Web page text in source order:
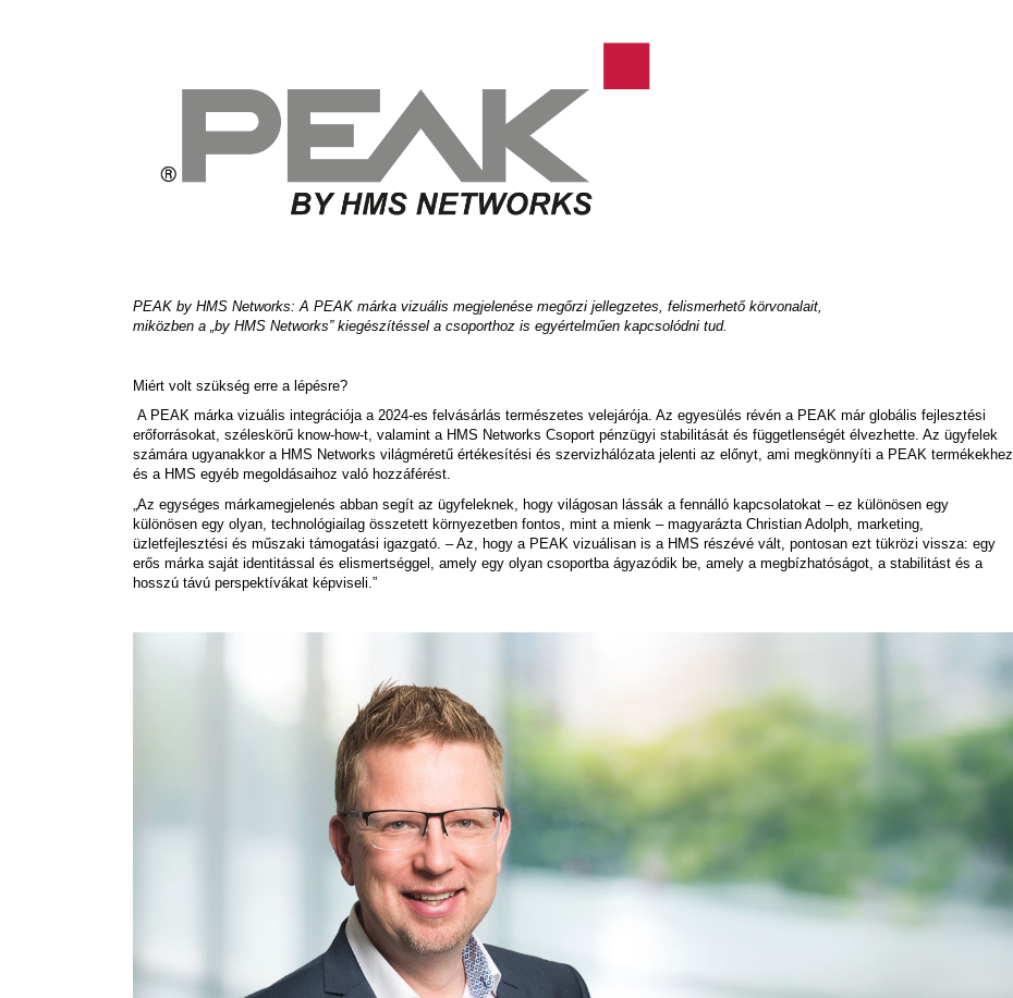
PEAK by HMS Networks: A PEAK márka vizuális megjelenése megőrzi jellegzetes, felismerhető körvonalait,
miközben a „by HMS Networks” kiegészítéssel a csoporthoz is egyértelműen kapcsolódni tud.
Miért volt szükség erre a lépésre?
A PEAK márka vizuális integrációja a 2024-es felvásárlás természetes velejárója. Az egyesülés révén a PEAK már globális fejlesztési
erőforrásokat, széleskörű know-how-t, valamint a HMS Networks Csoport pénzügyi stabilitását és függetlenségét élvezhette. Az ügyfelek
számára ugyanakkor a HMS Networks világméretű értékesítési és szervizhálózata jelenti az előnyt, ami megkönnyíti a PEAK termékekhez
és a HMS egyéb megoldásaihoz való hozzáférést.
„Az egységes márkamegjelenés abban segít az ügyfeleknek, hogy világosan lássák a fennálló kapcsolatokat – ez különösen egy
különösen egy olyan, technológiailag összetett környezetben fontos, mint a mienk – magyarázta Christian Adolph, marketing,
üzletfejlesztési és műszaki támogatási igazgató. – Az, hogy a PEAK vizuálisan is a HMS részévé vált, pontosan ezt tükrözi vissza: egy
erős márka saját identitással és elismertséggel, amely egy olyan csoportba ágyazódik be, amely a megbízhatóságot, a stabilitást és a
hosszú távú perspektívákat képviseli.”